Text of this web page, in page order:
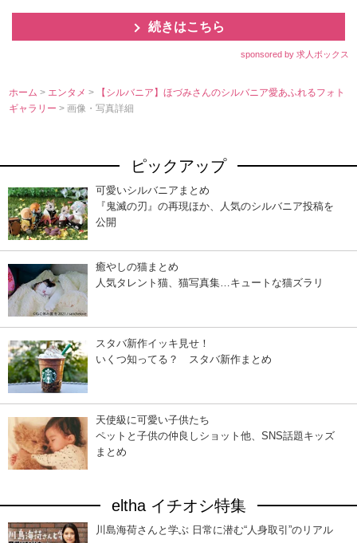
続きはこちら
sponsored by 求人ボックス
ホーム > エンタメ>
【シルバニア】ほづみさんのシルバニア愛あふれるフォト
ギャラリー> 画像・写真詳細
ピックアップ
可愛いシルバニアまとめ
『鬼滅の刃』の再現ほか、人気のシルバニア投稿を
公開
癒やしの猫まとめ
人気タレント猫、猫写真集…キュートな猫ズラリ
スタバ新作イッキ見せ！
いくつ知ってる？ スタバ新作まとめ
天使級に可愛い子供たち
ペットと子供の仲良しショット他、SNS話題キッズ
まとめ
eltha イチオシ特集
川島海荷さんと学ぶ 日常に潜む“人身取引”のリアル